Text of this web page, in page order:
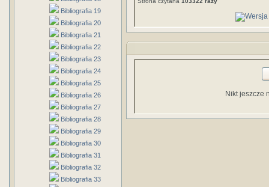
Bibliografia 19
Bibliografia 20
Bibliografia 21
Bibliografia 22
Bibliografia 23
Bibliografia 24
Bibliografia 25
Bibliografia 26
Bibliografia 27
Bibliografia 28
Bibliografia 29
Bibliografia 30
Bibliografia 31
Bibliografia 32
Bibliografia 33
Nikt jeszcze